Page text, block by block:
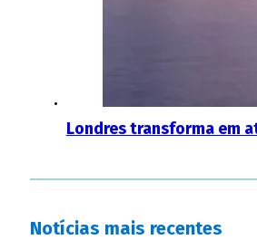
Londres transforma em
Notícias mais recentes